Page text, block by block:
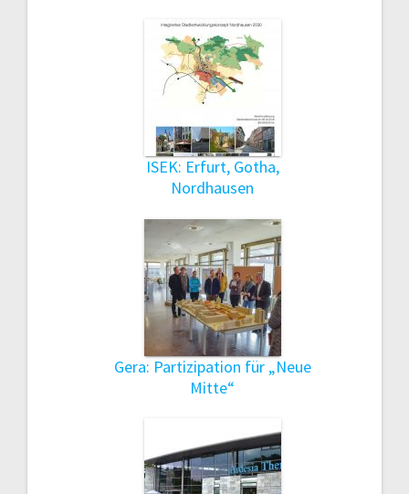
ISEK: Erfurt, Gotha,
Nordhausen
Gera: Partizipation für „Neue
Mitte“